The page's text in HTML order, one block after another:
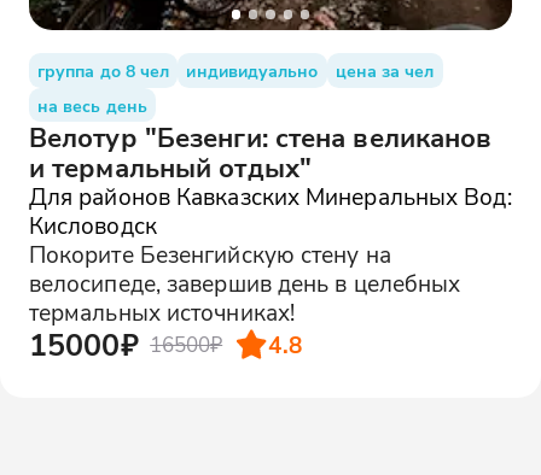
группа до 8 чел индивидуально
цена за чел
на весь день
Велотур "Безенги: стена великанов
и термальный отдых"
Для районов Кавказских Минеральных Вод:
Кисловодск
Покорите Безенгийскую стену на
велосипеде, завершив день в целебных
термальных источниках!
15000₽ 16500₽ 4.8